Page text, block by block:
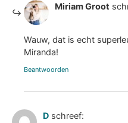
Miriam Groot
Wauw, dat is echt
Miranda!
Beantwoorden
D schreef: